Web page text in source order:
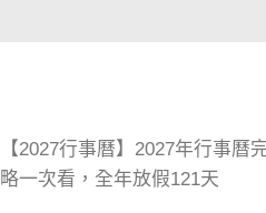
【2027行事曆】2027年行事曆
略一次看，全年放假121天